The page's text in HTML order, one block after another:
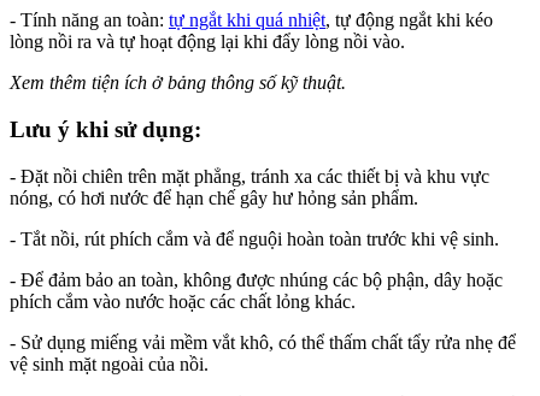
- Tính năng an toàn: tự ngắt khi quá nhiệt, tự động ngắt khi kéo
lòng nồi ra và tự hoạt động lại khi đẩy lòng nồi vào.
Xem thêm tiện ích ở bảng thông số kỹ thuật.
Lưu ý khi sử dụng:
- Đặt nồi chiên trên mặt phẳng, tránh xa các thiết bị và khu vực
nóng, có hơi nước để hạn chế gây hư hỏng sản phẩm.
- Tắt nồi, rút phích cắm và để nguội hoàn toàn trước khi vệ sinh.
- Để đảm bảo an toàn, không được nhúng các bộ phận, dây hoặc
phích cắm vào nước hoặc các chất lỏng khác.
- Sử dụng miếng vải mềm vắt khô, có thể thấm chất tẩy rửa nhẹ để
vệ sinh mặt ngoài của nồi.